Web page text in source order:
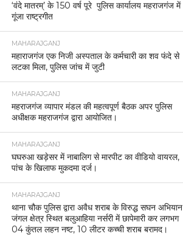
‘वंदे मातरम्’ के 150 वर्ष पूरे पुलिस कार्यालय महराजगंज में
गूंजा राष्ट्रगीत
MAHARAJGANJ
महाराजगंज एक निजी अस्पताल के कर्मचारी का शव फंदे से
लटका मिला, पुलिस जांच में जुटी
MAHARAJGANJ
महराजगंज व्यापार मंडल की महत्वपूर्ण बैठक अपर पुलिस
अधीक्षक महराजगंज द्वारा आयोजित।
MAHARAJGANJ
घघरुआ खड़ेसर में नाबालिग से मारपीट का वीडियो वायरल,
पांच के खिलाफ मुकदमा दर्ज।
MAHARAJGANJ
थाना चौक पुलिस द्वारा अवैध शराब के विरुद्ध सघन अभियान
जंगल क्षेत्र स्थित बलुआहिया नर्सरी में छापेमारी कर लगभग
04 कुंतल लहन नष्ट, 10 लीटर कच्ची शराब बरामद।